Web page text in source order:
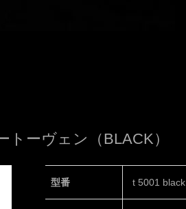
ーヴェン（BLACK）
型番 t 5001 black